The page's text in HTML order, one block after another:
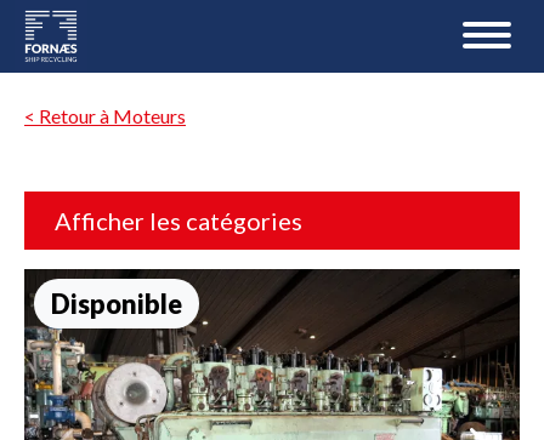
< Retour à Moteurs
Afficher les catégories
Disponible